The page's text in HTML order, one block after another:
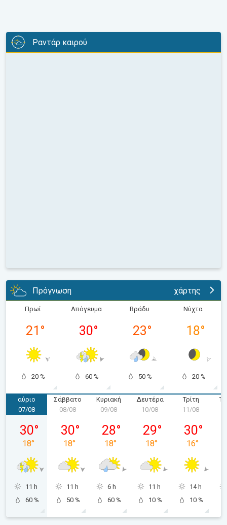
Ραντάρ καιρού
Πρόγνωση χάρτης
Πρωί
21 °
20 %
Απόγευμα
30°
60 %
Βράδυ
23°
50 %
Νύχτα
18°
20 %
αύριο
Παρασκευή 07/08
07/08
30°
18°
11 h
60 %
Σάββατο
Σάββατο 08/08
08/08
30°
18°
11 h
50 %
Κυριακή
Κυριακή 09/08
09/08
28°
18°
6 h
60 %
Δευτέρα
Δευτέρα 10/08
10/08
29°
18°
11 h
10 %
Τρίτη
11/08
30°
16°
14 h
10 %